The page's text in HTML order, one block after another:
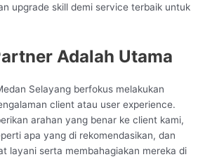
upgrade skill demi service terbaik untuk
Adalah Utama
Selayang berfokus melakukan
client atau user experience.
arahan yang benar ke client kami,
apa yang di rekomendasikan, dan
layani serta membahagiakan mereka di